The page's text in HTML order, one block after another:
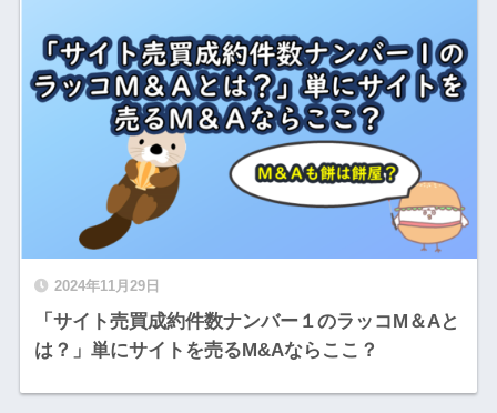
2024年11月29日
「サイト売買成約件数ナンバー１のラッコM＆Aと
は？」単にサイトを売るM&Aならここ？